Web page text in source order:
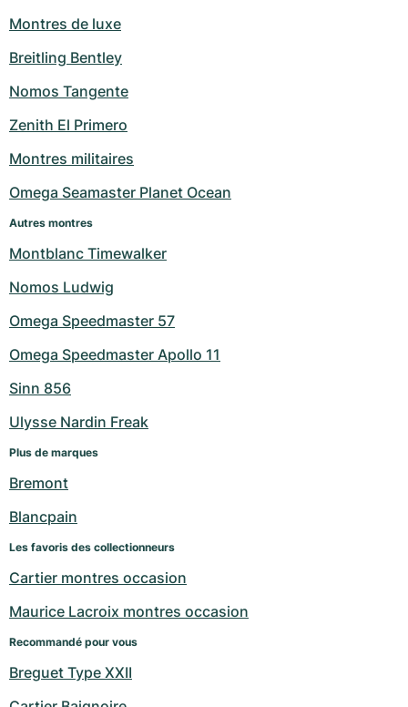
Montres de luxe
Breitling Bentley
Nomos Tangente
Zenith El Primero
Montres militaires
Omega Seamaster Planet Ocean
Autres montres
Montblanc Timewalker
Nomos Ludwig
Omega Speedmaster 57
Omega Speedmaster Apollo 11
Sinn 856
Ulysse Nardin Freak
Plus de marques
Bremont
Blancpain
Les favoris des collectionneurs
Cartier montres occasion
Maurice Lacroix montres occasion
Recommandé pour vous
Breguet Type XXII